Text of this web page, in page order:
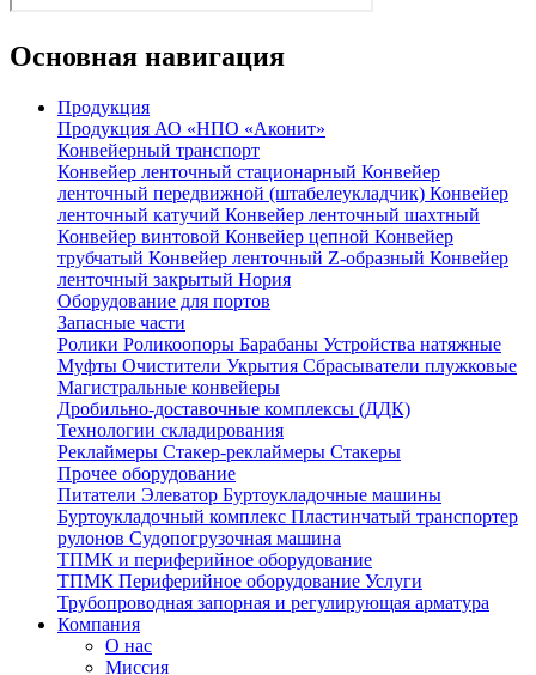
Основная навигация
Продукция
Продукция АО «НПО «Аконит»
Конвейерный транспорт
Конвейер ленточный стационарный Конвейер
ленточный передвижной (штабелеукладчик) Конвейер
ленточный катучий Конвейер ленточный шахтный
Конвейер винтовой Конвейер цепной Конвейер
трубчатый Конвейер ленточный Z-образный Конвейер
ленточный закрытый Нория
Оборудование для портов
Запасные части
Ролики Роликоопоры Барабаны Устройства натяжные
Муфты Очистители Укрытия Сбрасыватели плужковые
Магистральные конвейеры
Дробильно-доставочные комплексы (ДДК)
Технологии складирования
Реклаймеры Стакер-реклаймеры Стакеры
Прочее оборудование
Питатели Элеватор Буртоукладочные машины
Буртоукладочный комплекс Пластинчатый транспортер
рулонов Судопогрузочная машина
ТПМК и периферийное оборудование
ТПМК Периферийное оборудование Услуги
Трубопроводная запорная и регулирующая арматура
Компания
О нас
Миссия